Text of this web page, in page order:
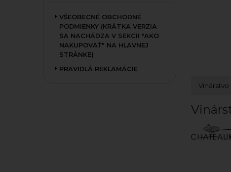
VŠEOBECNÉ OBCHODNÉ
PODMIENKY (KRÁTKA VERZIA
SA NACHÁDZA V SEKCII "AKO
NAKUPOVAŤ" NA HLAVNEJ
STRÁNKE)
PRAVIDLÁ REKLAMÁCIE
Vinárstvo